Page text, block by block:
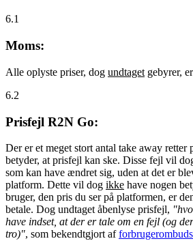
6.1
Moms:
Alle oplyste priser, dog undtaget gebyrer,
6.2
Prisfejl R2N Go:
Der er et meget stort antal take away
betyder, at prisfejl kan ske. Disse fejl vil
som kan have ændret sig, uden at det er
platform. Dette vil dog ikke have nogen
bruger, den pris du ser på platformen, er
betale. Dog undtaget åbenlyse prisfejl,
have indset, at der er tale om en fejl (og
tro)", som bekendtgjort af